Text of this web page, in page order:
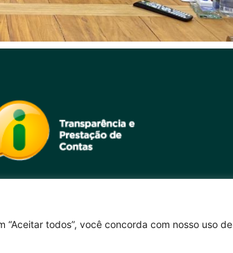
todos”, você concorda com nosso uso de